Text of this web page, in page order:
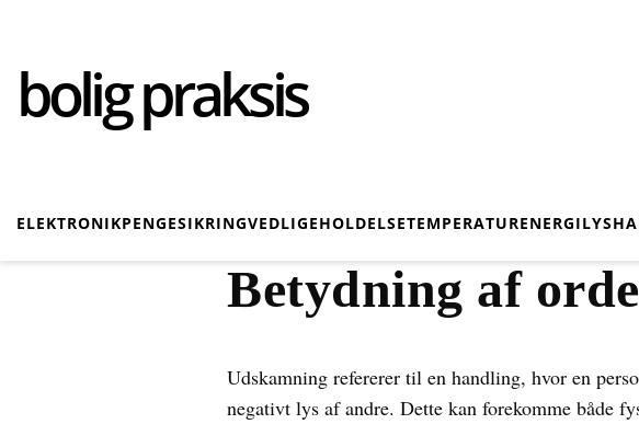
bolig praksis
ELEKTRONIKPENGESIKRINGVEDLIGEHOLDELSETEMPERATURENERGILYS
Betydning af
Udskamning refererer til en handling, hvor en
negativt lys af andre. Dette kan forekomme både